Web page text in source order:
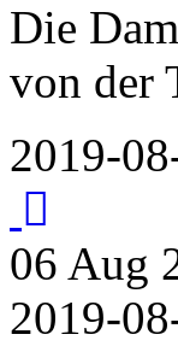
Die
von der
2019-
06 Aug
2019-